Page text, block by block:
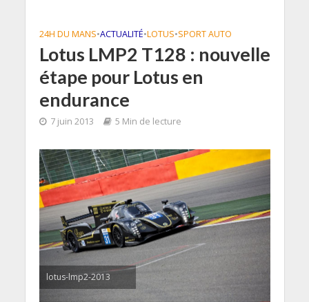
24H DU MANS•ACTUALITÉ•LOTUS•SPORT AUTO
Lotus LMP2 T128 : nouvelle
étape pour Lotus en
endurance
7 juin 2013 5 Min de lecture
lotus-lmp2-2013